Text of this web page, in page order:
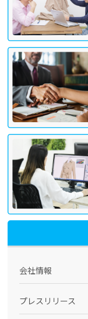
会社情報
プレスリリース